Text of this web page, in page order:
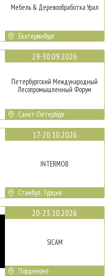
Мебель & Деревообработка Урал
Екатеринбург
29-30.09.2026
Петербургский Международный
Лесопромышленный Форум
Санкт-Петербург
17-20.10.2026
INTERMOB
Стамбул, Турция
20-23.10.2026
SICAM
Порденоне